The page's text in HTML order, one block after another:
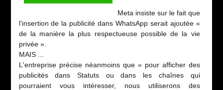
Meta insiste sur le fait que
l'insertion de la publicité dans WhatsApp serait ajoutée «
de la manière la plus respectueuse possible de la vie
privée ».
MAIS ...
L'entreprise précise néanmoins que « pour afficher des
publicités dans Statuts ou dans les chaînes qui
pourraient vous intéresser, nous utiliserons des